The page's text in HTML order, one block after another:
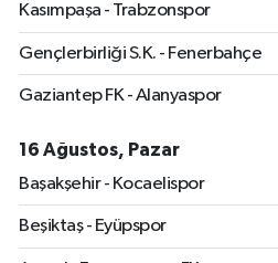
Kasımpaşa - Trabzonspor
Gençlerbirliği S.K. - Fenerbahçe
Gaziantep FK - Alanyaspor
16 Ağustos, Pazar
Başakşehir - Kocaelispor
Beşiktaş - Eyüpspor